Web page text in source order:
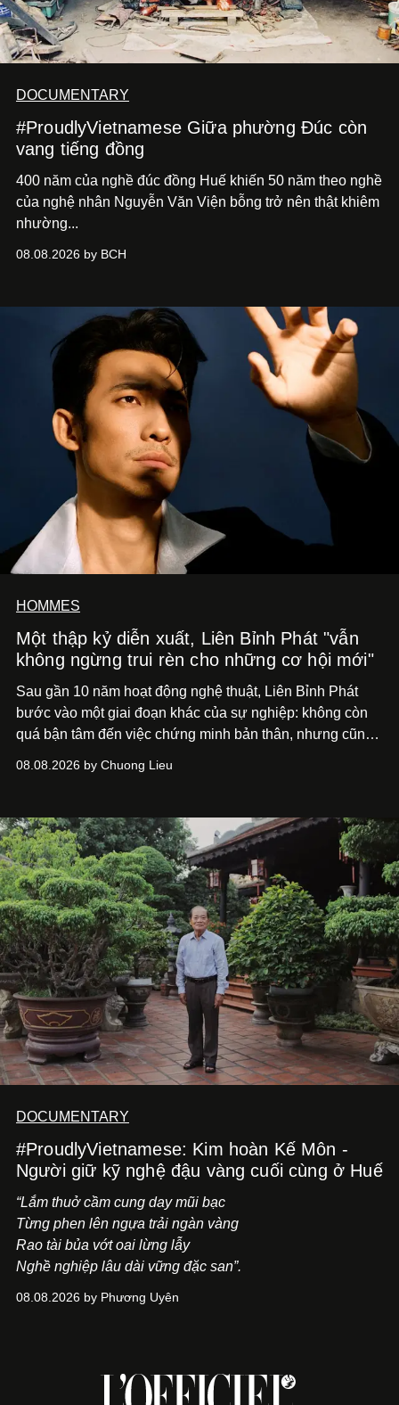
DOCUMENTARY
#ProudlyVietnamese Giữa phường Đúc còn
vang tiếng đồng
400 năm của nghề đúc đồng Huế khiến 50 năm theo nghề
của nghệ nhân Nguyễn Văn Viện bỗng trở nên thật khiêm
nhường...
08.08.2026 by BCH
HOMMES
Một thập kỷ diễn xuất, Liên Bỉnh Phát "vẫn
không ngừng trui rèn cho những cơ hội mới"
Sau gần 10 năm hoạt động nghệ thuật, Liên Bỉnh Phát
bước vào một giai đoạn khác của sự nghiệp: không còn
quá bận tâm đến việc chứng minh bản thân, nhưng cũng
phim điện ảnh trong nửa đầu 2026 đến hành trình trở lại
bằng một tâm thế điềm tĩnh hơn. Anh tiếp tục học hỏi, trau
dồi và chờ đợi những vai diễn đủ sức đưa mình đến
những vùng đất mới. Ở tuổi ngoài 30, điều anh theo đuổi
không phải những đích đến quá lớn, mà là khả năng luôn
tiến về phía trước.
08.08.2026 by Chuong Lieu
DOCUMENTARY
#ProudlyVietnamese: Kim hoàn Kế Môn -
Người giữ kỹ nghệ đậu vàng cuối cùng ở Huế
“Lắm thuở cầm cung day mũi bạc
Từng phen lên ngựa trải ngàn vàng
Rao tài bủa vớt oai lừng lẫy
Nghề nghiệp lâu dài vững đặc san”.
08.08.2026 by Phương Uyên